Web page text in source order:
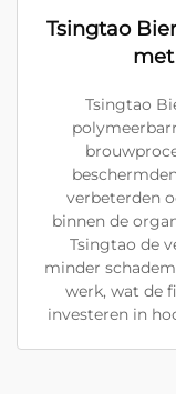
Tsingtao
Tsingtao
verbeterden
binnen de
Tsingtao de
minder
werk, wat de
investeren in